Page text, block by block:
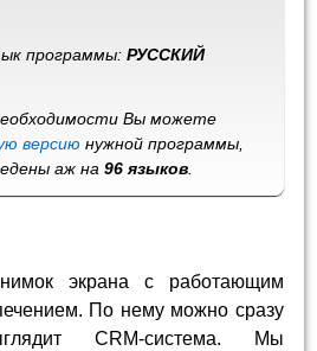
программы:РУССКИЙ
Вы можете
версию нужной программы,
аж на96 языков
экрана с работающим
По нему можно сразу
CRM-система. Мы